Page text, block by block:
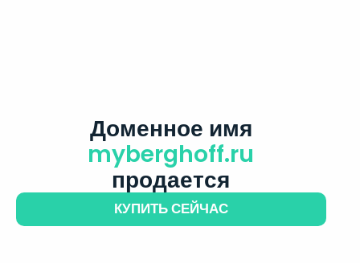
Доменное имя
myberghoff.ru
продается
КУПИТЬ СЕЙЧАС